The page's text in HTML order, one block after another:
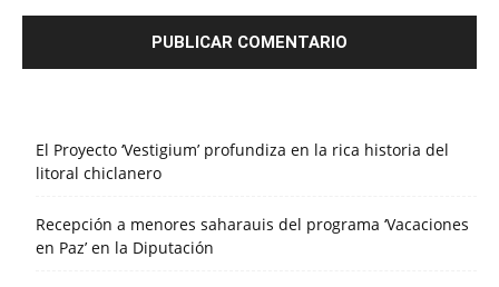
El Proyecto ‘Vestigium’ profundiza en la rica historia del
litoral chiclanero
Recepción a menores saharauis del programa ‘Vacaciones
en Paz’ en la Diputación